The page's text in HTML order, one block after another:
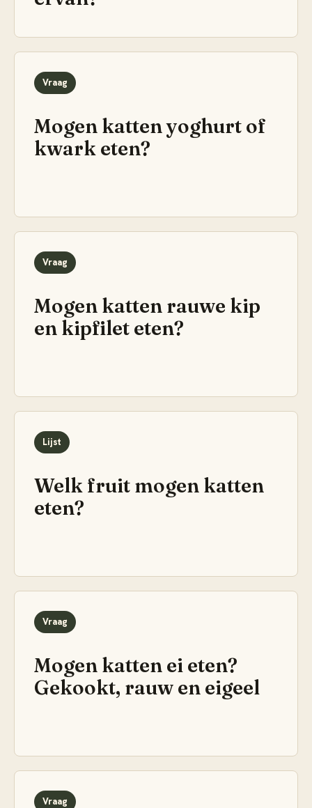
Vraag
Mogen katten yoghurt of
kwark eten?
Vraag
Mogen katten rauwe kip
en kipfilet eten?
Lijst
Welk fruit mogen katten
eten?
Vraag
Mogen katten ei eten?
Gekookt, rauw en eigeel
Vraag